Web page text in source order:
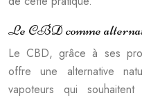
Le CBD comme
Le CBD, grâce à ses
offre une alternative
vapoteurs qui